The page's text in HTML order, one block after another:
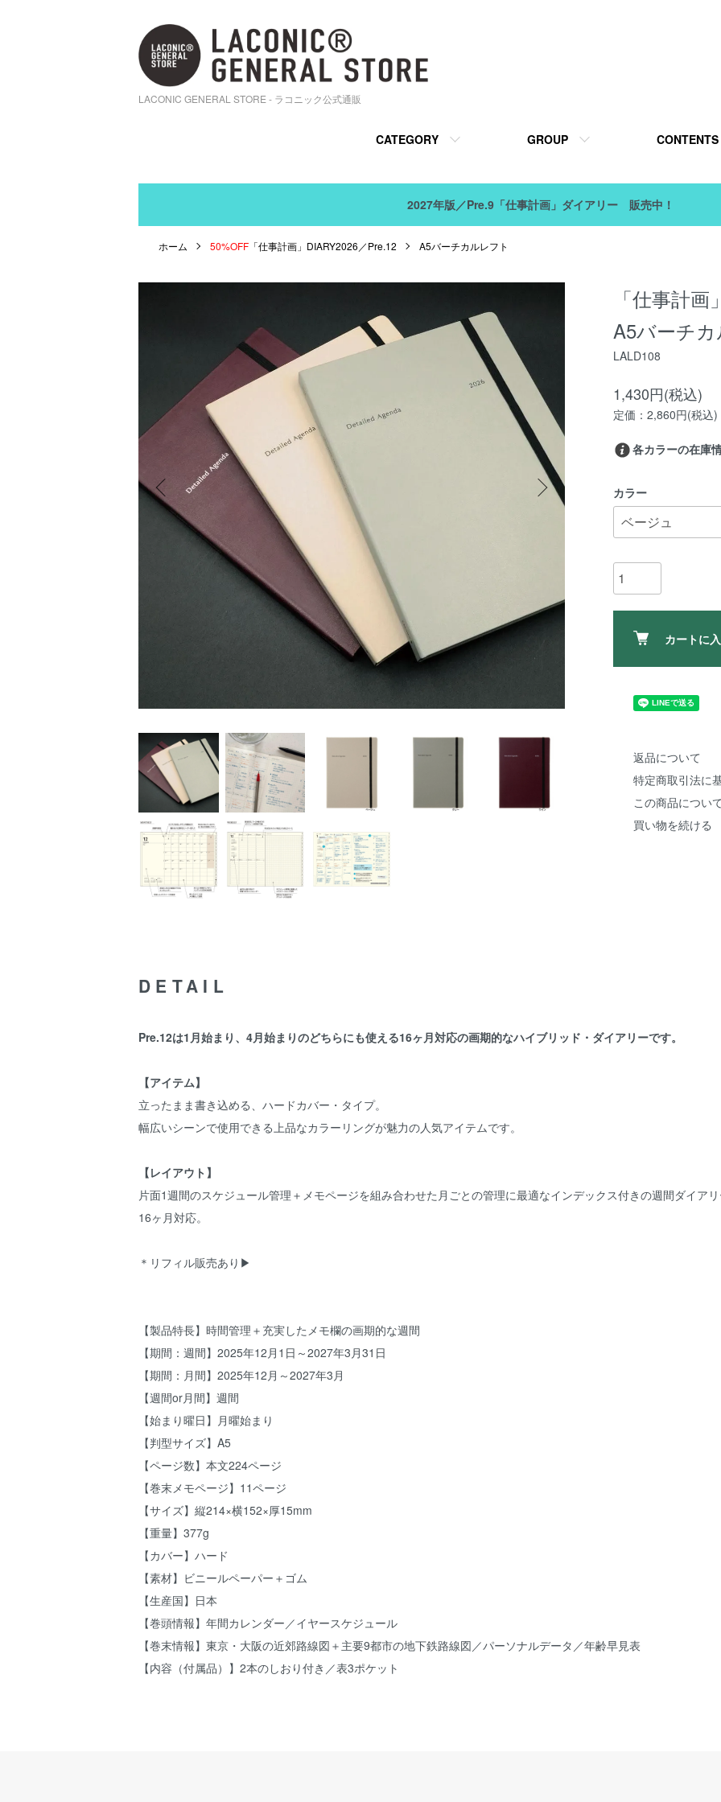
LACONIC GENERAL STORE - ラコニック公式通販
CATEGORY GROUP CONTENTS
2027年版／Pre.9「仕事計画」ダイアリー 販売中！
ホーム 50%OFF 「仕事計画」DIARY2026／Pre.12 A5バーチカルレフト
「仕事計
A5バーチカ
LALD108
1,430円(税込)
定価：2,860円(税込)
各カラーの在庫
カラー
カートに
返品について
特定商取引法に
この商品につい
買い物を続ける
DETAIL
Pre.12は1月始まり、4月始まりのどちらにも使える16ヶ月対応の画期的なハイブリッド・ダイアリーです。
【アイテム】
立ったまま書き込める、ハードカバー・タイプ。
幅広いシーンで使用できる上品なカラーリングが魅力の人気アイテムです。
【レイアウト】
片面1週間のスケジュール管理＋メモページを組み合わせた月ごとの管理に最適なインデックス付きの週間ダイアリ
16ヶ月対応。
＊リフィル販売あり▶
【製品特長】時間管理＋充実したメモ欄の画期的な週間
【期間：週間】2025年12月1日～2027年3月31日
【期間：月間】2025年12月～2027年3月
【週間or月間】週間
【始まり曜日】月曜始まり
【判型サイズ】A5
【ページ数】本文224ページ
【巻末メモページ】11ページ
【サイズ】縦214×横152×厚15mm
【重量】377g
【カバー】ハード
【素材】ビニールペーパー＋ゴム
【生産国】日本
【巻頭情報】年間カレンダー／イヤースケジュール
【巻末情報】東京・大阪の近郊路線図＋主要9都市の地下鉄路線図／パーソナルデータ／年齢早見表
【内容（付属品）】2本のしおり付き／表3ポケット